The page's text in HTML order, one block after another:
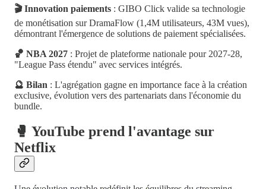
🎬 Innovation paiements : GIBO Click valide sa technologie
de monétisation sur DramaFlow (1,4M utilisateurs, 43M vues),
démontrant l'émergence de solutions de paiement spécialisées.
🏀 NBA 2027 : Projet de plateforme nationale pour 2027-28,
"League Pass étendu" avec services intégrés.
🔮 Bilan : L'agrégation gagne en importance face à la création
exclusive, évolution vers des partenariats dans l'économie du
bundle.
🥊 YouTube prend l'avantage sur
Netflix